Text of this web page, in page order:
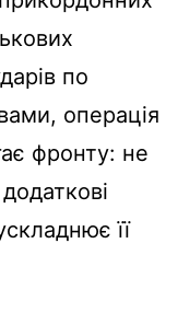
по
операція
фронту: не
її